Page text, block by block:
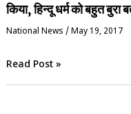
किया, हिन्दू धर्म को बहुत बुरा
National News / May 19, 2017
Read Post »